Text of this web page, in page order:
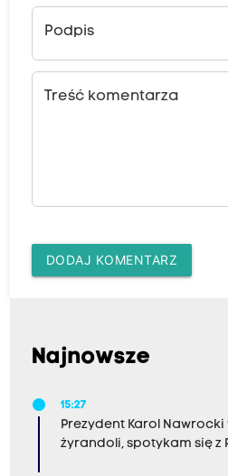
Podpis
Treść komentarza
DODAJ KOMENTARZ
Najnowsze
15:27
Prezydent Karol Nawrocki
żyrandoli, spotykam się z